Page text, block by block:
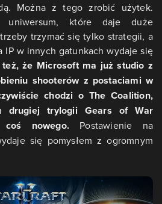
Można z tego zrobić użytek.
które daje duże
trzymać się tylko strategii, a
IP w innych gatunkach wydaje się
też, że Microsoft ma już studio z
shooterów z postaciami w
chodzi o The Coalition,
drugiej trylogii Gears of War
nowego.Postawienie na
się pomysłem z ogromnym